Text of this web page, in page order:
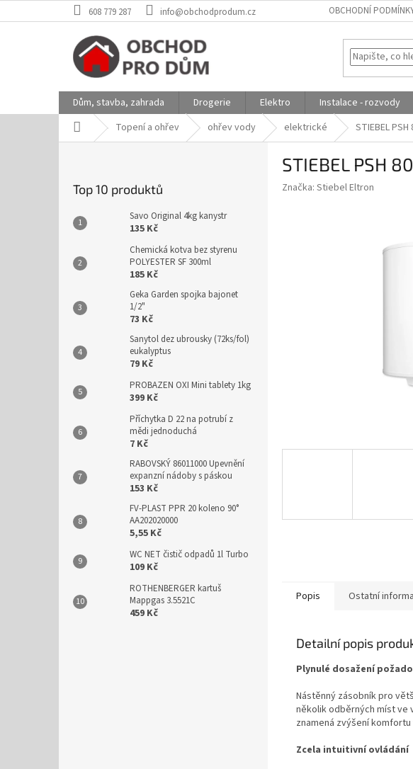
na
608 779 287 info@obchodprodum.cz OBCHODNÍ
Dům, stavba, zahrada Drogerie Elektro Instalace - rozvody
Domů Topení a ohřev ohřev vody elektrické STIEBEL
Top 10 produktů
Savo Original 4kg kanystr
135 Kč
Chemická kotva bez styrenu
POLYESTER SF 300ml
185 Kč
Geka Garden spojka bajonet
1/2"
73 Kč
Sanytol dez ubrousky (72ks/fol)
eukalyptus
79 Kč
PROBAZEN OXI Mini tablety 1kg
399 Kč
Příchytka D 22 na potrubí z
mědi jednoduchá
7 Kč
RABOVSKÝ 86011000 Upevnění
expanzní nádoby s páskou
153 Kč
FV-PLAST PPR 20 koleno 90°
AA202020000
5,55 Kč
WC NET čistič odpadů 1l Turbo
109 Kč
ROTHENBERGER kartuš
Mappgas 3.5521C
459 Kč
STIEBEL PSH
Značka: Stiebel Eltron
Popis Ostatní
Detailní popis
Plynulé dosažení
Nástěnný zásobník pro
několik odběrných míst ve
znamená zvýšení
Zcela intuitivní ovládání